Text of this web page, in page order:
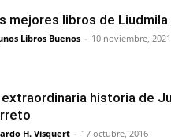
mejores libros de Liudmila
Libros Buenos - 10 noviembre, 2021
extraordinaria historia de
H. Visquert - 17 octubre, 2016